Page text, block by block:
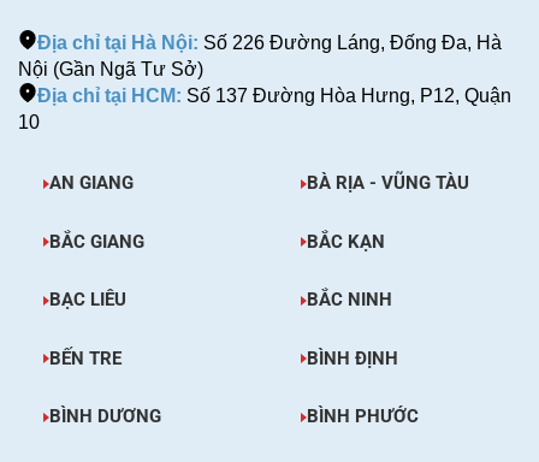
Địa chỉ tại Hà Nội: Số 226 Đường Láng, Đống Đa, Hà
Nội (Gần Ngã Tư Sở)
Địa chỉ tại HCM: Số 137 Đường Hòa Hưng, P12, Quận
10
AN GIANG BÀ RỊA - VŨNG TÀU
BẮC GIANG BẮC KẠN
BẠC LIÊU BẮC NINH
BẾN TRE BÌNH ĐỊNH
BÌNH DƯƠNG BÌNH PHƯỚC